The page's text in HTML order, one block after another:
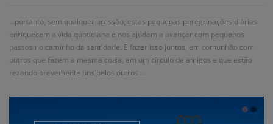
…portanto, sem qualquer pressão, estas pequenas peregrinações diárias
enriquecem a vida quotidiana e nos ajudam a avançar com pequenos
passos no caminho da santidade. E fazer isso juntos, em comunhão com
outros que fazem a mesma coisa, em um círculo de amigos e que estão
rezando brevemente uns pelos outros …